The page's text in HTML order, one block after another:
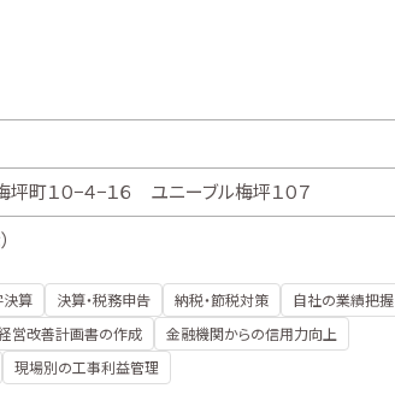
町１０−４−１６ ユニーブル梅坪１０７
）
決算 決算・税務申告 納税・節税対策
自社の業績把握
営改善計画書の作成
金融機関からの信用力向上
現場別の工事利益管理